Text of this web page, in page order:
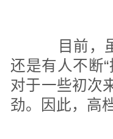
目前，虽
还是有人不断
对于一些初次
劲。因此，高